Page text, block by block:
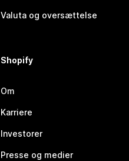
Valuta og oversættelse
Shopify
Om
Karriere
Investorer
Presse og medier